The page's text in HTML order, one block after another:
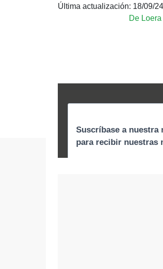
Última actualización: 18/09/
De Loera